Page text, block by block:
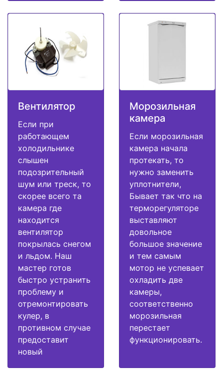
Вентилятор
Если при
работающем
холодильнике
слышен
подозрительный
шум или треск, то
скорее всего та
камера где
находится
вентилятор
покрылась снегом
и льдом. Наш
мастер готов
быстро устранить
проблему и
отремонтировать
кулер, в
противном случае
предоставит
новый
Морозильная
камера
Если морозильная
камера начала
протекать, то
нужно заменить
уплотнители,
Бывает так что на
терморегуляторе
выставляют
довольное
большое значение
и тем самым
мотор не успевает
охладить две
камеры,
соответственно
морозильная
перестает
функционировать.